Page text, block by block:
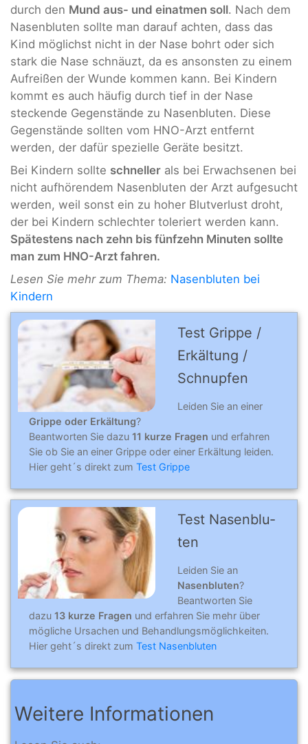
durch den Mund aus- und einatmen soll. Nach dem
Nasenbluten sollte man darauf achten, dass das
Kind möglichst nicht in der Nase bohrt oder sich
stark die Nase schnäuzt, da es ansonsten zu einem
Aufreißen der Wunde kommen kann. Bei Kindern
kommt es auch häufig durch tief in der Nase
steckende Gegenstände zu Nasenbluten. Diese
Gegenstände sollten vom HNO-Arzt entfernt
werden, der dafür spezielle Geräte besitzt.
Bei Kindern sollte schneller als bei Erwachsenen bei
nicht aufhörendem Nasenbluten der Arzt aufgesucht
werden, weil sonst ein zu hoher Blutverlust droht,
der bei Kindern schlechter toleriert werden kann.
Spätestens nach zehn bis fünfzehn Minuten sollte
man zum HNO-Arzt fahren.
Lesen Sie mehr zum Thema: Nasenbluten bei
Kindern
Test Grippe /
Erkältung /
Schnupfen
Leiden Sie an einer
Grippe oder Erkältung?
Beantworten Sie dazu 11 kurze Fragen und erfahren
Sie ob Sie an einer Grippe oder einer Erkältung leiden.
Hier geht´s direkt zum Test Grippe
Test Nasenblu­
ten
Leiden Sie an
Nasenbluten?
Beantworten Sie
dazu 13 kurze Fragen und erfahren Sie mehr über
mögliche Ursachen und Behandlungsmöglichkeiten.
Hier geht´s direkt zum Test Nasenbluten
Weitere Informationen